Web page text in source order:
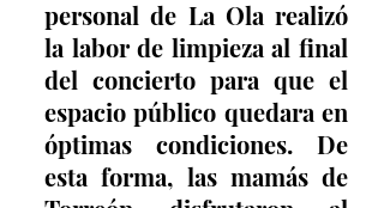
personal de La Ola realizó
la labor de limpieza al final
del concierto para que el
espacio público quedara en
óptimas condiciones. De
esta forma, las mamás de